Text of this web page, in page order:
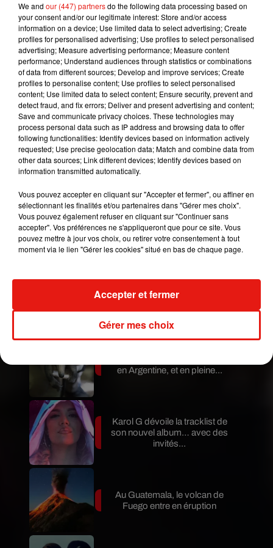
Publié : 30 juin 2018 à 18h45 par Stéphane Hubert
Les hôtesses de l’air, stewards et le personnel de
sécurité ont tenté, sans réussite, de calmerla
femme paniquée qui, à bout de nerfs, finit par se
mettre à pleurer. Descendue de l’avion,elle a été
transportée vers l’hôpital le plus proche afin de
subir des examens. Après des recherches auprès
ont découvert quecette ancienne militaire fragile
souffrirait de stress post-traumatique.
Mundo Latino
Guatemala : l'éruption du volcan
en Argentine, et en pleine...
Karol G dévoile la tracklist de
son nouvel album… avec des
invités...
Au Guatemala, le volcan de
Fuego entre en éruption
We and our (447) partnersdo the following data processing based on
your consent and/or our legitimate interest: Store and/or access
information on a device; Use limited data to select advertising; Create
profiles for personalised advertising; Use profiles to select personalised
advertising; Measure advertising performance; Measure content
performance; Understand audiences through statistics or combinations
of data from different sources; Develop and improve services; Create
profiles to personalise content; Use profiles to select personalised
content; Use limited data to select content; Ensure security, prevent and
detect fraud, and fix errors; Deliver and present advertising and content;
Save and communicate privacy choices. These technologies may
process personal data such as IP address and browsing data to offer
following functionalities: Identify devices based on information actively
requested; Use precise geolocation data; Match and combine data from
other data sources; Link different devices; Identify devices based on
information transmitted automatically.
Vous pouvez accepter en cliquant sur "Accepter et fermer", ou affiner en
sélectionnant les finalités et/ou partenaires dans "Gérer mes choix".
Vous pouvez également refuser en cliquant sur "Continuer sans
accepter". Vos préférences ne s'appliqueront que pour ce site. Vous
pouvez mettre à jour vos choix, ou retirer votre consentement à tout
moment via le lien "Gérer les cookies" situé en bas de chaque page.
Gérer mes choix
Accepter et fermer